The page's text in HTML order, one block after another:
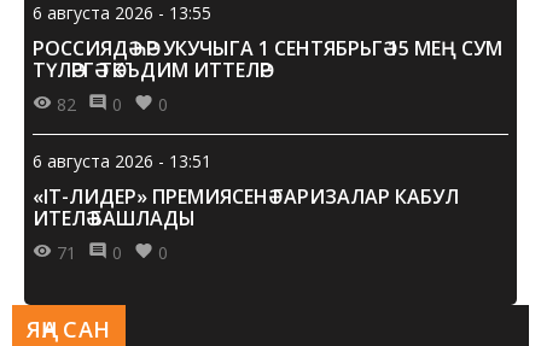
6 августа 2026 - 13:55
РОССИЯДӘ ҺӘР УКУЧЫГА 1 СЕНТЯБРЬГӘ 15 МЕҢ СУМ
ТҮЛӘРГӘ ТӘКЪДИМ ИТТЕЛӘР
82 0 0
6 августа 2026 - 13:51
«IT-ЛИДЕР» ПРЕМИЯСЕНӘ ГАРИЗАЛАР КАБУЛ
ИТЕЛӘ БАШЛАДЫ
71 0 0
ЯҢА САН